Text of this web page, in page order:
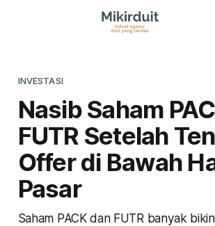
INVESTASI
Nasib Saham
FUTR Setelah
Offer di Bawah
Pasar
Saham PACK dan FUTR banyak